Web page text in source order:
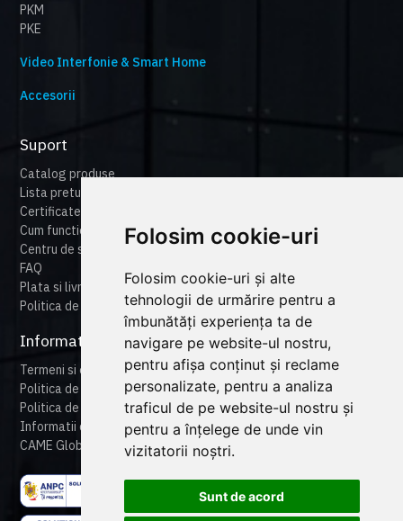
Folosim cookie-uri
Folosim cookie-uri și alte
tehnologii de urmărire pentru a
îmbunătăți experiența ta de
navigare pe website-ul nostru,
pentru afișa conținut și reclame
personalizate, pentru a analiza
traficul de pe website-ul nostru și
pentru a înțelege de unde vin
vizitatorii noștri.
Sunt de acord
PKM
PKE
Video Interfonie & Smart Home
Accesorii
Suport
Catalog produse
Lista preturi
Certificate
Cum functioneaza cameonline
Centru de suport
FAQ
Plata si livrare
Politica de retur
Informatii legale
Termeni si conditii
Politica de confidentialitate
Politica de cookies
Informatii despre produse
CAME Global